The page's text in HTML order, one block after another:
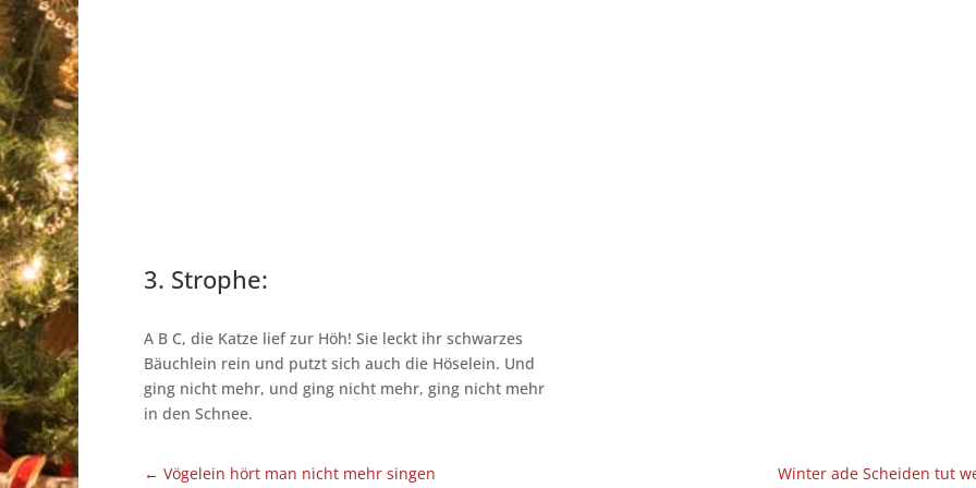
3. Strophe:
A B C, die Katze lief zur Höh! Sie leckt ihr schwarzes
Bäuchlein rein und putzt sich auch die Höselein. Und
ging nicht mehr, und ging nicht mehr, ging nicht mehr
in den Schnee.
← Vögelein hört man nicht mehr singen Winter ade Scheiden tut